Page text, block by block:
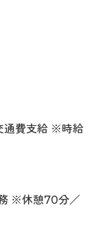
通費支給 ※時給
※休憩70分／